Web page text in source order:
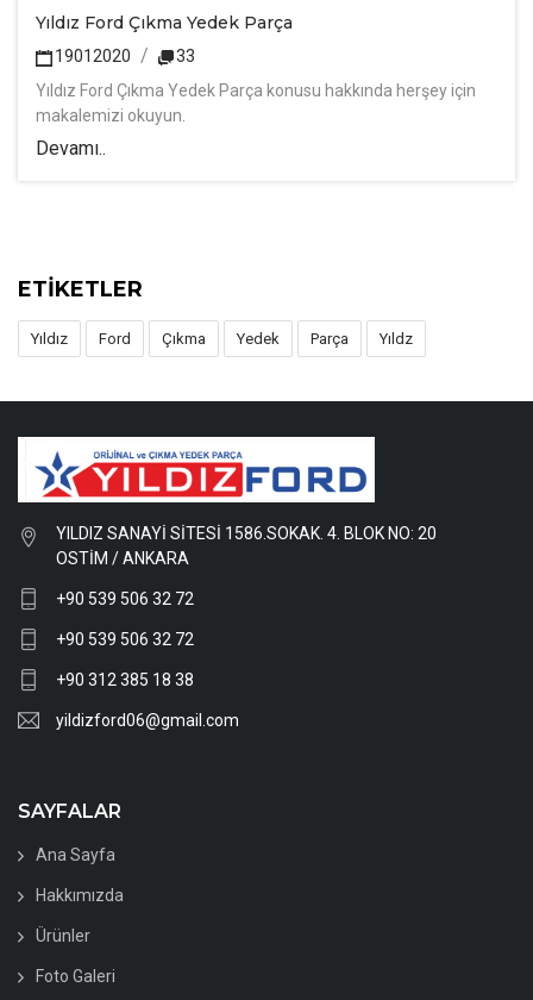
Yıldız Ford Çıkma Yedek Parça
19012020
33
Yıldız Ford Çıkma Yedek Parça konusu hakkında herşey için
makalemizi okuyun.
Devamı..
ETİKETLER
Yıldız Ford Çıkma Yedek Parça Yıldz
YILDIZ SANAYİ SİTESİ 1586.SOKAK. 4. BLOK NO: 20
OSTİM / ANKARA
+90 539 506 32 72
+90 539 506 32 72
+90 312 385 18 38
yildizford06@gmail.com
SAYFALAR
Ana Sayfa
Hakkımızda
Ürünler
Foto Galeri